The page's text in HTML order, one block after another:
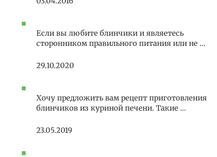
Если вы любите блинчики и являетесь
сторонником правильного питания или не …
29.10.2020
Хочу предложить вам рецепт приготовления
блинчиков из куриной печени. Такие …
23.05.2019